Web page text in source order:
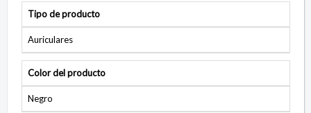
Tipo de producto
Auriculares
Color del producto
Negro